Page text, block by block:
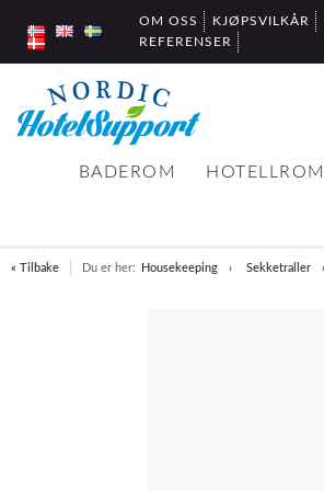
OM OSS KJØPSVILKÅR
REFERENSER
BADEROM HOTELLROM
« Tilbake Du er her: Housekeeping Sekketraller